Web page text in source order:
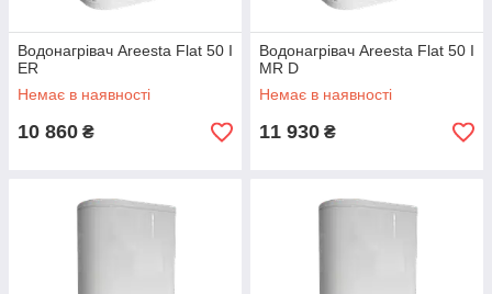
Водонагрівач Areesta Flat 50 I
ER
Немає в наявності
10 860 ₴
Водонагрівач Areesta Flat 50 I
MR D
Немає в наявності
11 930 ₴